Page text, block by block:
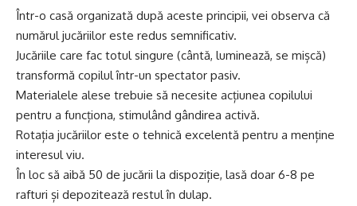
Într-o casă organizată după aceste principii, vei observa că
numărul jucăriilor este redus semnificativ.
Jucăriile care fac totul singure (cântă, luminează, se mișcă)
transformă copilul într-un spectator pasiv.
Materialele alese trebuie să necesite acțiunea copilului
pentru a funcționa, stimulând gândirea activă.
Rotația jucăriilor este o tehnică excelentă pentru a menține
interesul viu.
În loc să aibă 50 de jucării la dispoziție, lasă doar 6-8 pe
rafturi și depozitează restul în dulap.